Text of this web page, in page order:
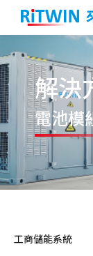
解決
電池模
工商儲能系統